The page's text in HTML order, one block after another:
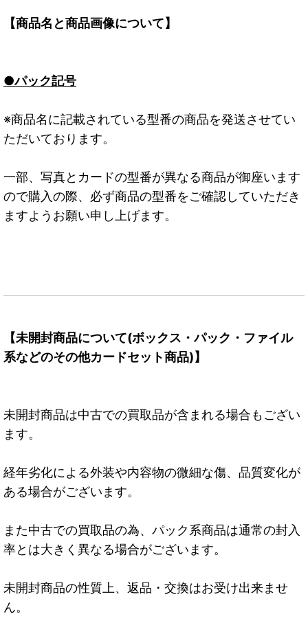
【商品名と商品画像について】
●パック記号
※商品名に記載されている型番の商品を発送させてい
ただいております。
一部、写真とカードの型番が異なる商品が御座います
ので購入の際、必ず商品の型番をご確認していただき
ますようお願い申し上げます。
【未開封商品について(ボックス・パック・ファイル
系などのその他カードセット商品)】
未開封商品は中古での買取品が含まれる場合もござい
ます。
経年劣化による外装や内容物の微細な傷、品質変化が
ある場合がございます。
また中古での買取品の為、パック系商品は通常の封入
率とは大きく異なる場合がございます。
未開封商品の性質上、返品・交換はお受け出来ませ
ん。